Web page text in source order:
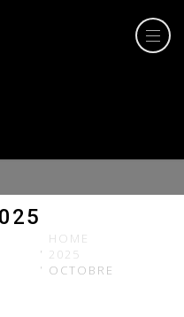
HOME
2025
OCTOBRE